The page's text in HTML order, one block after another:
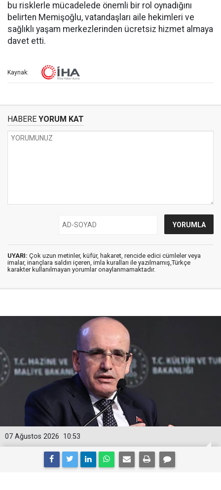
bu risklerle mücadelede önemli bir rol oynadığını
belirten Memişoğlu, vatandaşları aile hekimleri ve
sağlıklı yaşam merkezlerinden ücretsiz hizmet almaya
davet etti.
Kaynak:
HABERE YORUM KAT
UYARI: Çok uzun metinler, küfür, hakaret, rencide edici cümleler veya
imalar, inançlara saldırı içeren, imla kuralları ile yazılmamış,Türkçe
karakter kullanılmayan yorumlar onaylanmamaktadır.
10:53
07 Ağustos 2026